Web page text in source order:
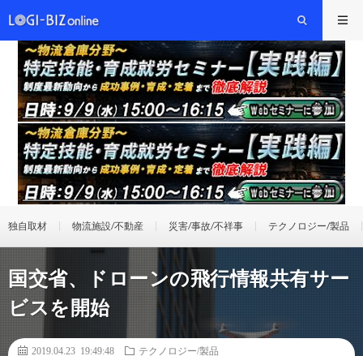
独自取材 物流施設/不動産 災害/事故/不祥事 テクノロジー/製品
国交省、ドローンの飛行情報共有サー
ビスを開始
2019.04.23 19:49:48
テクノロジー/製品